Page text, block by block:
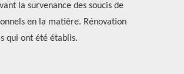
la survenance des soucis de
en la matière. Rénovation
ont été établis.